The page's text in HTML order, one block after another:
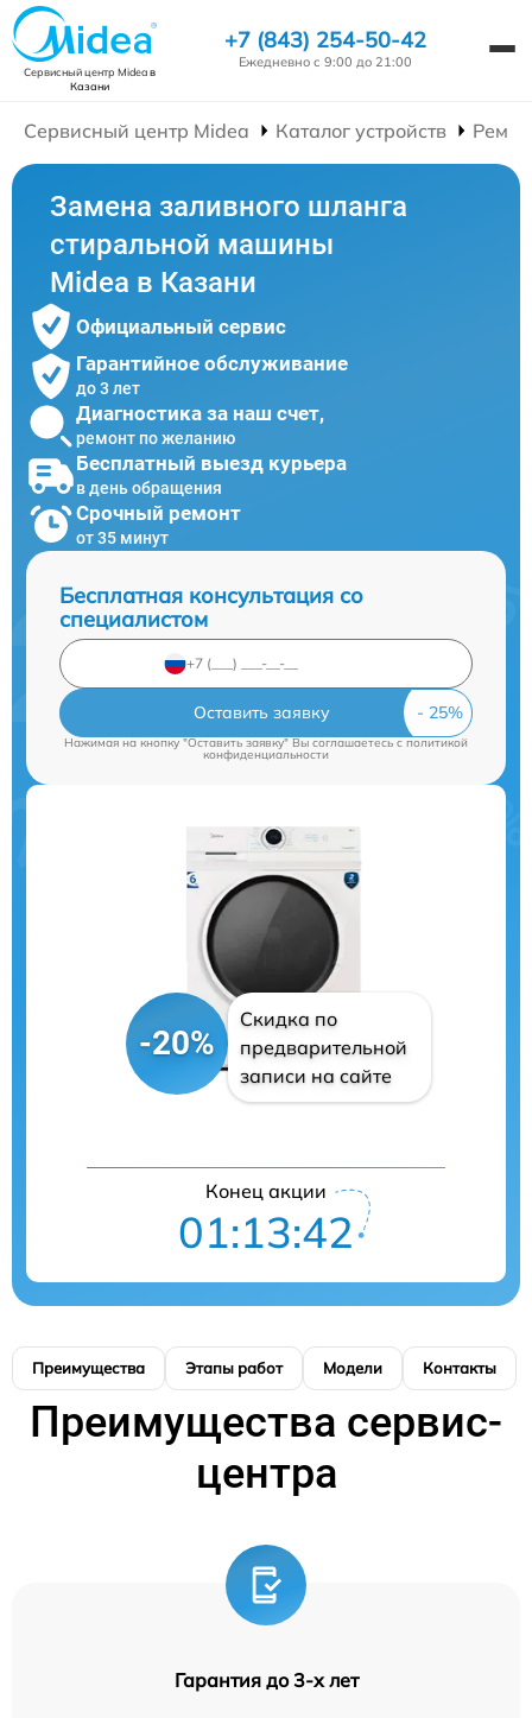
Сервисный центр Mideaв
Казани
+7 (843) 254-50-42
Ежедневно с 9:00 до 21:00
Сервисный центр Midea Каталог устройств
Замена заливного шланга
стиральной машины
Midea в Казани
Официальный сервис
Гарантийное обслуживание
до 3 лет
Диагностика за наш счет,
ремонт по желанию
Бесплатный выезд курьера
в день обращения
Срочный ремонт
от 35 минут
Бесплатная консультация со
специалистом
Оставить заявку
Нажимая на кнопку "Оставить заявку" Вы соглашаетесь cполитикой
конфиденциальности
-20%
Скидка по
предварительной
записи на сайте
Конец акции
01:13:41
Преимущества Этапы работ Модели Контакты
Преимущества сервис-
центра
Гарантия до 3-х лет